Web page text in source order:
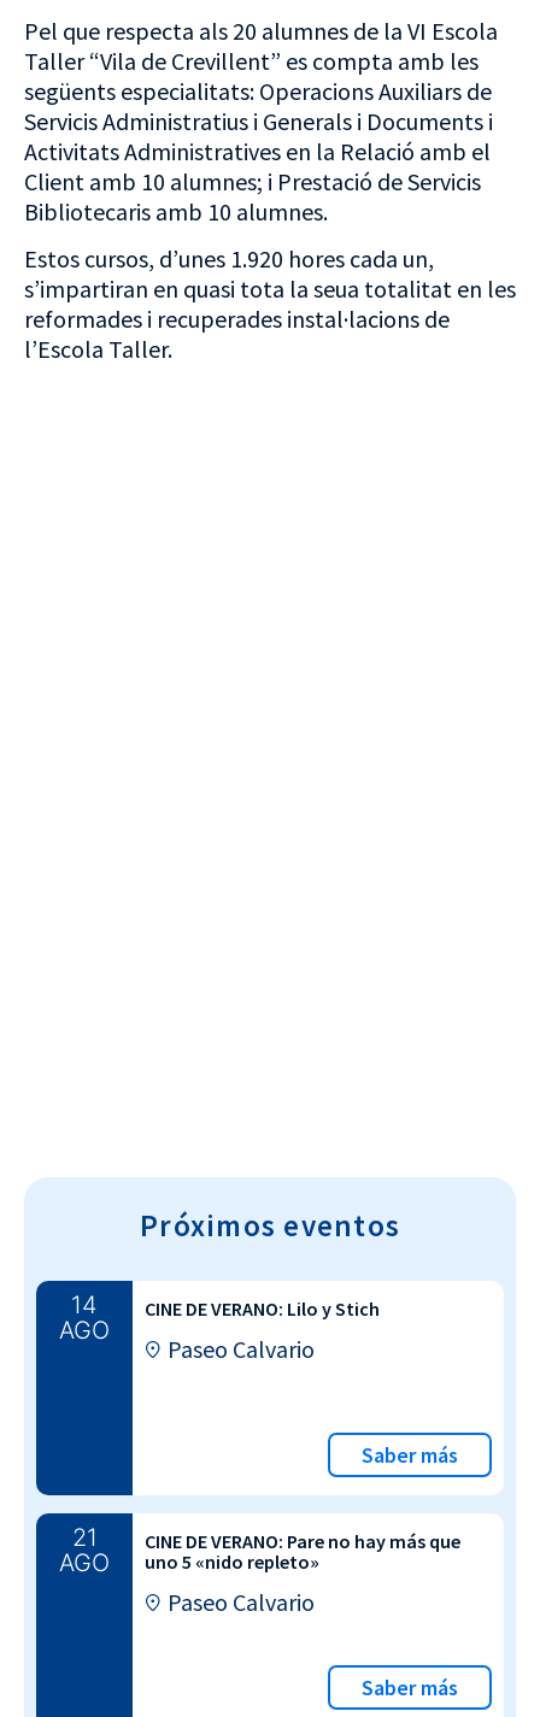
Pel que respecta als 20 alumnes de la VI Escola
Taller “Vila de Crevillent” es compta amb les
següents especialitats: Operacions Auxiliars de
Servicis Administratius i Generals i Documents i
Activitats Administratives en la Relació amb el
Client amb 10 alumnes; i Prestació de Servicis
Bibliotecaris amb 10 alumnes.
Estos cursos, d’unes 1.920 hores cada un,
s’impartiran en quasi tota la seua totalitat en les
reformades i recuperades instal·lacions de
l’Escola Taller.
Próximos eventos
14
AGO
CINE DE VERANO: Lilo y Stich
Paseo Calvario
Saber más
21
AGO
CINE DE VERANO: Pare no hay más que
uno 5 «nido repleto»
Paseo Calvario
Saber más